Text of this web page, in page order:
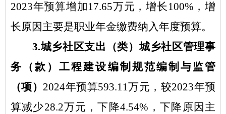
2023年预算增加17.65万元，增长100% ，增
长原因主要是职业年金缴费纳入年度预算。
3.城乡社区支出（类）城乡社区管理事
务
（款）工程建设编制规范编制与监管
（项） 2024年预算593.11万元， 较2023年预
算减少28.2万元，下降4.54% ，下降 原因主